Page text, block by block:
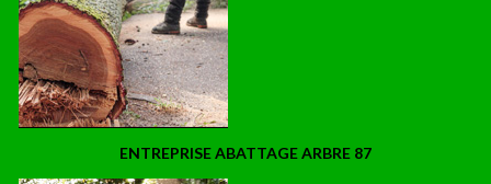
ENTREPRISE ABATTAGE ARBRE 87